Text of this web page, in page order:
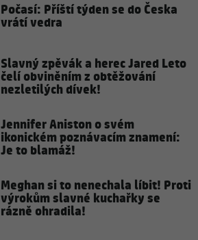
Počasí: Příští týden se do Česka
vrátí vedra
Slavný zpěvák a herec Jared Leto
čelí obviněním z obtěžování
nezletilých dívek!
Jennifer Aniston o svém
ikonickém poznávacím znamení:
Je to blamáž!
Meghan si to nenechala líbit! Proti
výrokům slavné kuchařky se
rázně ohradila!